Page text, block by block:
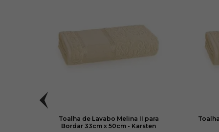
Toalha de Lavabo Melina II para
Bordar 33cm x 50cm - Karsten